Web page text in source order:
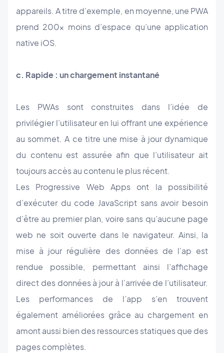
appareils. A titre d’exemple, en moyenne, une PWA
prend 200x moins d’espace qu’une application
native iOS.
c. Rapide : un chargement instantané
Les PWAs sont construites dans l’idée de
privilégier l’utilisateur en lui offrant une expérience
au sommet. A ce titre une mise à jour dynamique
du contenu est assurée afin que l’utilisateur ait
toujours accès au contenu le plus récent.
Les Progressive Web Apps ont la possibilité
d’exécuter du code JavaScript sans avoir besoin
d’être au premier plan, voire sans qu’aucune page
web ne soit ouverte dans le navigateur. Ainsi, la
mise à jour régulière des données de l’ap est
rendue possible, permettant ainsi l’affichage
direct des données à jour à l’arrivée de l’utilisateur.
Les performances de l’app s’en trouvent
également améliorées grâce au chargement en
amont aussi bien des ressources statiques que des
pages complètes.